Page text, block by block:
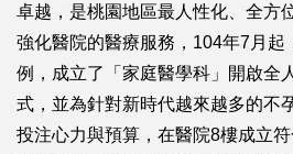
卓越，是桃園地區最人性化、全方
強化醫院的醫療服務，104年7月起
例，成立了「家庭醫學科」開啟全
式，並為針對新時代越來越多的不
投注心力與預算，在醫院8樓成立